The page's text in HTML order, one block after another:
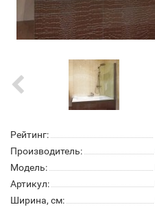
Рейтинг:
Производитель:
Модель:
Артикул:
Ширина, см: